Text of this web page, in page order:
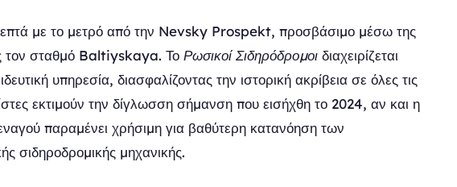
με το μετρό από την Nevsky Prospekt, προσβάσιμο μέσω της
τον σταθμό Baltiyskaya. Το Ρωσικοί Σιδηρόδρομοι διαχειρίζεται
υπηρεσία, διασφαλίζοντας την ιστορική ακρίβεια σε όλες τις
εκτιμούν την δίγλωσση σήμανση που εισήχθη το 2024, αν και η
παραμένει χρήσιμη για βαθύτερη κατανόηση των
σιδηροδρομικής μηχανικής.